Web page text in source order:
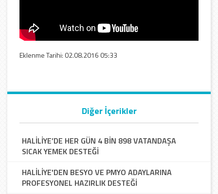
Eklenme Tarihi: 02.08.2016 05:33
Diğer İçerikler
HALİLİYE’DE HER GÜN 4 BİN 898 VATANDAŞA
SICAK YEMEK DESTEĞİ
HALİLİYE'DEN BESYO VE PMYO ADAYLARINA
PROFESYONEL HAZIRLIK DESTEĞİ